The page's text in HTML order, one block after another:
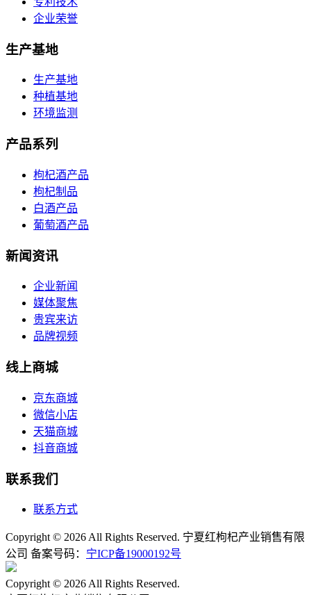
企业荣誉
生产基地
生产基地
种植基地
环境监测
产品系列
枸杞酒产品
枸杞制品
白酒产品
葡萄酒产品
新闻资讯
企业新闻
媒体聚焦
贵宾来访
品牌视频
线上商城
京东商城
微信小店
天猫商城
抖音商城
联系我们
联系方式
Copyright © 2026 All Rights Reserved. 宁夏红枸杞产业销售有限
公司 备案号码： 宁ICP备19000192号
Copyright © 2026 All Rights Reserved.